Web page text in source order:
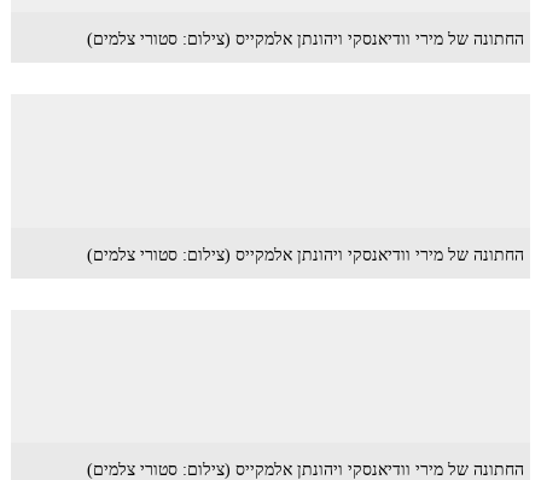
החתונה של מירי וודיאנסקי ויהונתן אלמקייס (צילום: סטורי צלמים)
החתונה של מירי וודיאנסקי ויהונתן אלמקייס (צילום: סטורי צלמים)
החתונה של מירי וודיאנסקי ויהונתן אלמקייס (צילום: סטורי צלמים)